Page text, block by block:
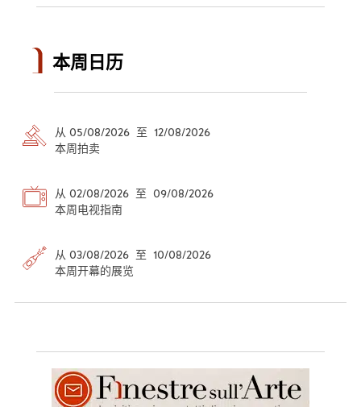
本周日历
从 05/08/2026 至 12/08/2026
本周拍卖
从 02/08/2026 至 09/08/2026
本周电视指南
从 03/08/2026 至 10/08/2026
本周开幕的展览